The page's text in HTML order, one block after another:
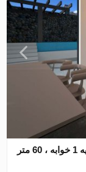
آپارتمان در در Bahamas Homes Girne ، ترکیه 1 خوابه ، 60 متر